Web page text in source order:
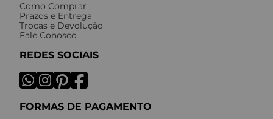
Como Comprar
Prazos e Entrega
Trocas e Devolução
Fale Conosco
REDES SOCIAIS
FORMAS DE PAGAMENTO